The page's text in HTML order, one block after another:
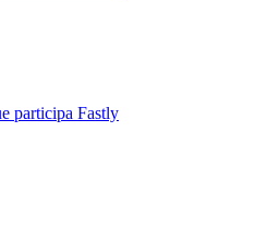
participa Fastly